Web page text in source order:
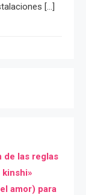
[…]
de las reglas
amor) para